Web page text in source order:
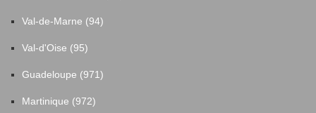
Val-de-Marne (94)
Val-d'Oise (95)
Guadeloupe (971)
Martinique (972)